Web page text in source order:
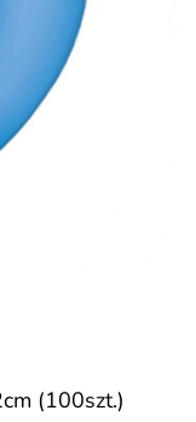
(100szt.)